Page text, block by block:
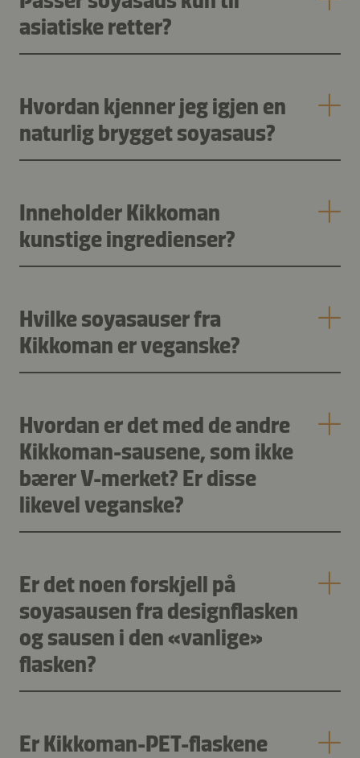
asiatiske retter?
Hvordan kjenner jeg igjen en
naturlig brygget soyasaus?
Inneholder Kikkoman
kunstige ingredienser?
Hvilke soyasauser fra
Kikkoman er veganske?
Hvordan er det med de andre
Kikkoman-sausene, som ikke
bærer V-merket? Er disse
likevel veganske?
Er det noen forskjell på
soyasausen fra designflasken
og sausen i den «vanlige»
flasken?
Er Kikkoman-PET-flaskene